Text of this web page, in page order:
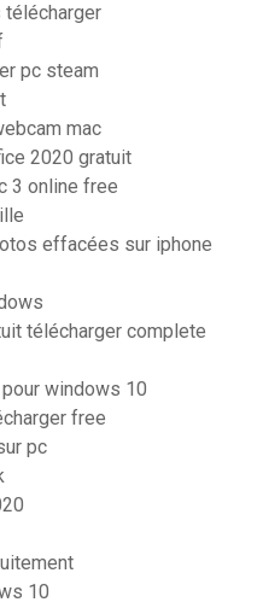
télécharger
pc steam
mac
2020 gratuit
3 online free
effacées sur iphone
télécharger complete
windows 10
free
pc
10